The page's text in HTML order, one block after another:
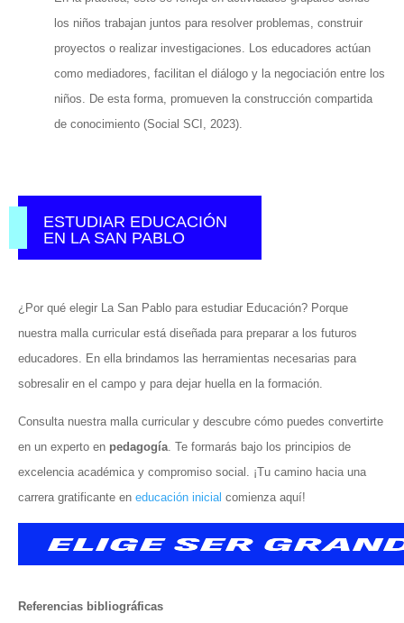
los niños trabajan juntos para resolver problemas, construir
proyectos o realizar investigaciones. Los educadores actúan
como mediadores, facilitan el diálogo y la negociación entre los
niños. De esta forma, promueven la construcción compartida
de conocimiento (Social SCI, 2023).
ESTUDIAR EDUCACIÓN
EN LA SAN PABLO
¿Por qué elegir La San Pablo para estudiar Educación? Porque
nuestra malla curricular está diseñada para preparar a los futuros
educadores. En ella brindamos las herramientas necesarias para
sobresalir en el campo y para dejar huella en la formación.
Consulta nuestra malla curricular y descubre cómo puedes convertirte
en un experto en pedagogía. Te formarás bajo los principios de
excelencia académica y compromiso social. ¡Tu camino hacia una
carrera gratificante en educación inicial comienza aquí!
Referencias bibliográficas